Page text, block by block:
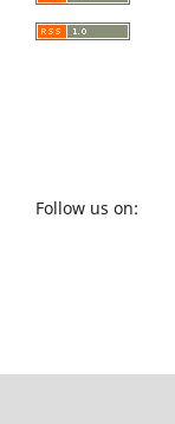
Follow us on: